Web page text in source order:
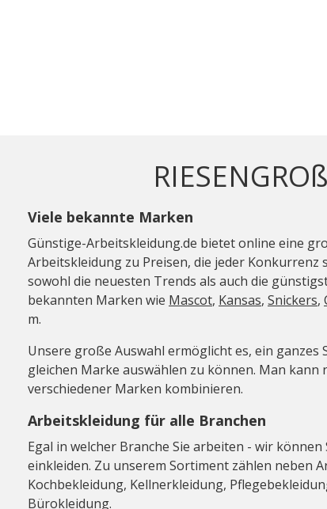
Viele bekannte Marken
Günstige-Arbeitskleidung.de bietet online eine
Arbeitskleidung zu Preisen, die jeder Konkurrenz
sowohl die neuesten Trends als auch die
bekannten Marken wie Mascot, Kansas, Snickers,
m.
Unsere große Auswahl ermöglicht es, ein ganzes
gleichen Marke auswählen zu können. Man kann
verschiedener Marken kombinieren.
Arbeitskleidung für alle Branchen
Egal in welcher Branche Sie arbeiten - wir können
einkleiden. Zu unserem Sortiment zählen neben
Kochbekleidung, Kellnerkleidung,
Bürokleidung.